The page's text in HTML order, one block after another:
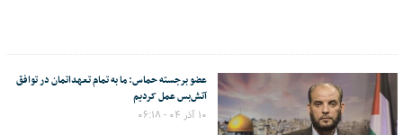
عضو برجسته حماس: ما به تمام تعهداتمان در توافق
آتش‌بس عمل کردیم
۱۰ آذر ۰۴ - ۰۶:۱۸